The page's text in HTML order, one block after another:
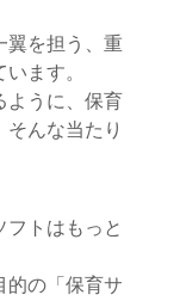
翼を担う、重
ます。
ように、保育
んな当たり
トはもっと
的の「保育サ